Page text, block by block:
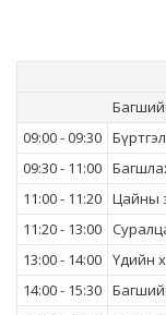
09:00 - 09:30 Бүртгэл
09:30 - 11:00
11:00 - 11:20 Цайны
11:20 - 13:00
13:00 - 14:00 Үдийн
14:00 - 15:30